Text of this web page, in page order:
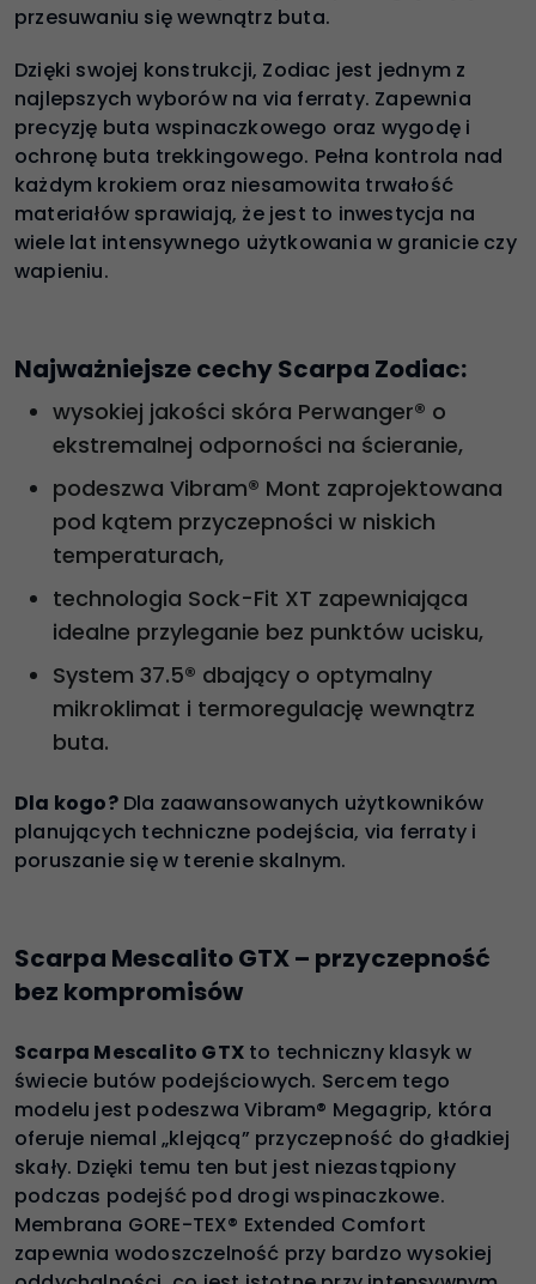
przesuwaniu się wewnątrz buta.
Dzięki swojej konstrukcji, Zodiac jest jednym z
najlepszych wyborów na via ferraty. Zapewnia
precyzję buta wspinaczkowego oraz wygodę i
ochronę buta trekkingowego. Pełna kontrola nad
każdym krokiem oraz niesamowita trwałość
materiałów sprawiają, że jest to inwestycja na
wiele lat intensywnego użytkowania w granicie czy
wapieniu.
Najważniejsze cechy Scarpa Zodiac:
wysokiej jakości skóra Perwanger® o
ekstremalnej odporności na ścieranie,
podeszwa Vibram® Mont zaprojektowana
pod kątem przyczepności w niskich
temperaturach,
technologia Sock-Fit XT zapewniająca
idealne przyleganie bez punktów ucisku,
System 37.5® dbający o optymalny
mikroklimat i termoregulację wewnątrz
buta.
Dla kogo?Dla zaawansowanych użytkowników
planujących techniczne podejścia, via ferraty i
poruszanie się w terenie skalnym.
Scarpa Mescalito GTX – przyczepność
bez kompromisów
Scarpa Mescalito GTX to techniczny klasyk w
świecie butów podejściowych. Sercem tego
modelu jest podeszwa Vibram® Megagrip, która
oferuje niemal „klejącą” przyczepność do gładkiej
skały. Dzięki temu ten but jest niezastąpiony
podczas podejść pod drogi wspinaczkowe.
Membrana GORE-TEX® Extended Comfort
zapewnia wodoszczelność przy bardzo wysokiej